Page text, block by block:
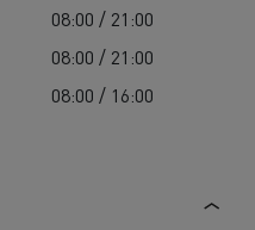
08:00 / 21:00
08:00 / 21:00
08:00 / 16:00